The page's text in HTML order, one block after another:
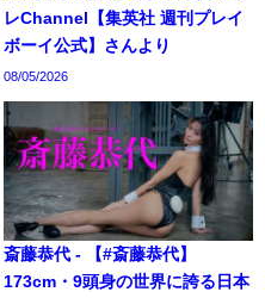
レChannel【集英社 週刊プレイ
ボーイ公式】さんより
08/05/2026
斎藤恭代 - 【#斎藤恭代】
173cm・9頭身の世界に誇る日本